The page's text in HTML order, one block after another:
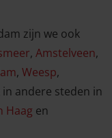
zijn we ook
, Amstelveen,
, Weesp,
andere steden in
Haag en